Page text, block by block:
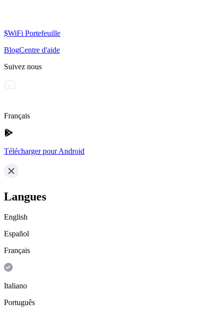
$WiFi Portefeuille
BlogCentre d'aide
Suivez nous
Français
Télécharger pour Android
Langues
English
Español
Français
Italiano
Português